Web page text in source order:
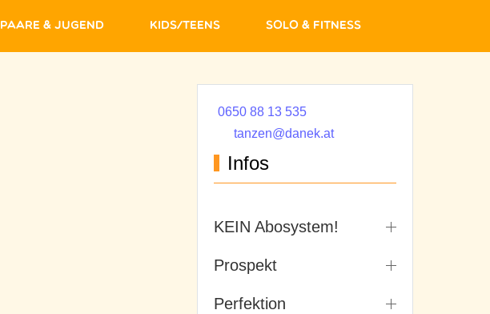
Paare & Jugend Kids/Teens Solo & Fitness
0650 88 13 535
tanzen@danek.at
Infos
KEIN Abosystem!
Prospekt
Perfektion